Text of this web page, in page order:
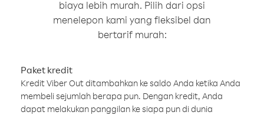
biaya lebih murah. Pilih dari opsi
menelepon kami yang fleksibel dan
bertarif murah:
Paket kredit
Kredit Viber Out ditambahkan ke saldo Anda ketika Anda
membeli sejumlah berapa pun. Dengan kredit, Anda
dapat melakukan panggilan ke siapa pun di dunia